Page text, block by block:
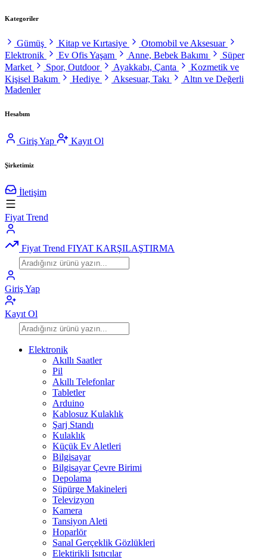
Kategoriler
Gümüş Kitap ve Kırtasiye
Otomobil ve Aksesuar
Elektronik
Ev Ofis Yaşam Anne, Bebek Bakımı
Süper
Market
Spor, Outdoor Ayakkabı, Çanta
Kozmetik ve
Kişisel Bakım
Hediye Aksesuar, Takı
Altın ve Değerli
Madenler
Hesabım
Giriş Yap Kayıt Ol
Şirketimiz
İletişim
Fiyat Trend
Fiyat Trend FIYAT KARŞILAŞTIRMA
Giriş Yap
Kayıt Ol
Elektronik
Akıllı Saatler
Pil
Akıllı Telefonlar
Tabletler
Arduino
Kablosuz Kulaklık
Şarj Standı
Kulaklık
Küçük Ev Aletleri
Bilgisayar
Bilgisayar Çevre Birimi
Depolama
Süpürge Makineleri
Televizyon
Kamera
Tansiyon Aleti
Hoparlör
Sanal Gerçeklik Gözlükleri
Elektirikli Isıtıcılar